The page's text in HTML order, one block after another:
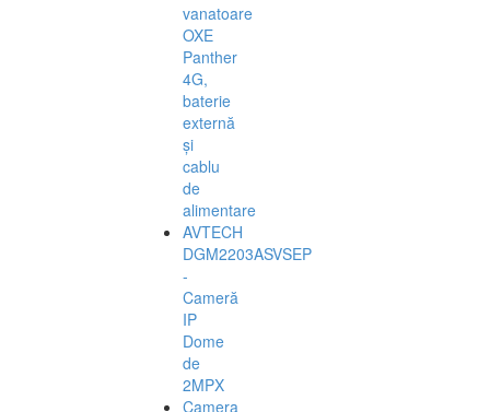
vanatoare
OXE
Panther
4G,
baterie
externă
și
cablu
de
alimentare
AVTECH
DGM2203ASVSEP
-
Cameră
IP
Dome
de
2MPX
Camera